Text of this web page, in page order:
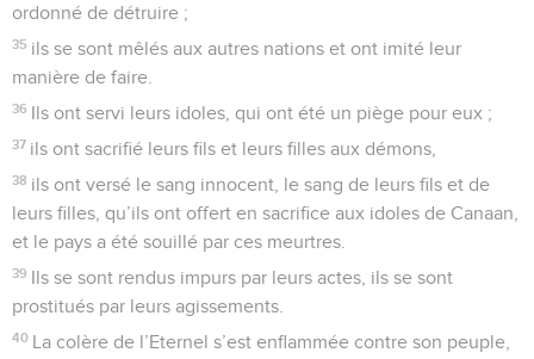
ordonné de détruire ;
35 ils se sont mêlés aux autres nations et ont imité leur
manière de faire.
36 Ils ont servi leurs idoles, qui ont été un piège pour eux ;
37 ils ont sacrifié leurs fils et leurs filles aux démons,
38 ils ont versé le sang innocent, le sang de leurs fils et de
leurs filles, qu’ils ont offert en sacrifice aux idoles de Canaan,
et le pays a été souillé par ces meurtres.
39 Ils se sont rendus impurs par leurs actes, ils se sont
prostitués par leurs agissements.
40 La colère de l’Eternel s’est enflammée contre son peuple,